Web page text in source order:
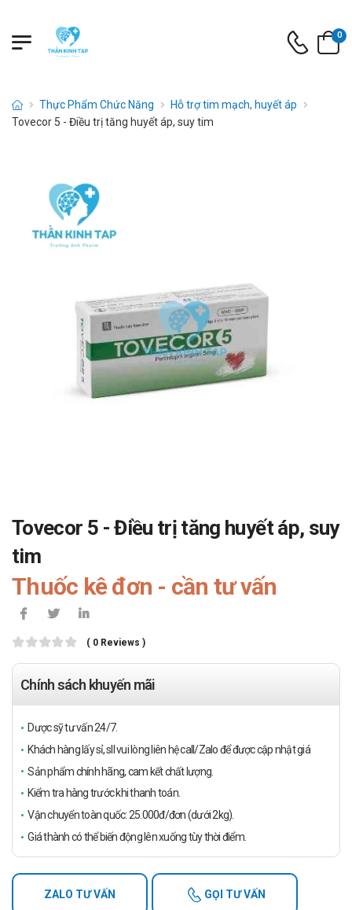
0
Thực Phẩm Chức Năng
Hỗ trợ tim mạch, huyết áp
Tovecor 5 - Điều trị tăng huyết áp, suy tim
Tovecor 5 - Điều trị tăng huyết áp, suy
tim
Thuốc kê đơn - cần tư vấn
( 0 Reviews )
Chính sách khuyến mãi
Dược sỹ tư vấn 24/7.
Khách hàng lấy sỉ, sll vui lòng liên hệ call/Zalo để được cập nhật giá
Sản phẩm chính hãng, cam kết chất lượng.
Kiểm tra hàng trước khi thanh toán.
Vận chuyển toàn quốc: 25.000đ/đơn (dưới 2kg).
Giá thành có thể biến động lên xuống tùy thời điểm.
ZALO TƯ VẤN GỌI TƯ VẤN